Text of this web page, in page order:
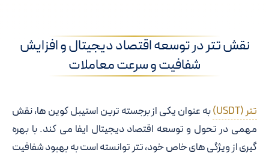
نقش تتر در توسعه اقتصاد دیجیتال و افزایش
شفافیت و سرعت معاملات
تتر (USDT)
به عنوان یکی از برجسته ترین استیبل کوین ها، نقش
مهمی در تحول و توسعه اقتصاد دیجیتال ایفا می کند. با بهره
گیری از ویژگی های خاص خود، تتر توانسته است به بهبود شفافیت